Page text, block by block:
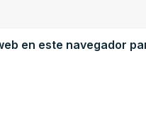
en este navegador